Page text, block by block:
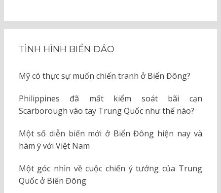
TÌNH HÌNH BIỂN ĐẢO
Mỹ có thực sự muốn chiến tranh ở Biển Đông?
Philippines đã mất kiểm soát bãi cạn
Scarborough vào tay Trung Quốc như thế nào?
Một số diễn biến mới ở Biển Đông hiện nay và
hàm ý với Việt Nam
Một góc nhìn về cuộc chiến ý tưởng của Trung
Quốc ở Biển Đông